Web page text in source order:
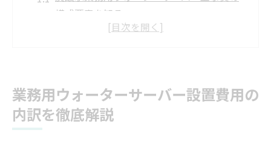
構成要素を知る
設置にかかる初期費用と追加料金の内訳解
り比較ポイント
炭酸水業務用ウォーターサーバーで注意し
たい費用項目
業務用ウォーターサーバー設置費用の
内訳を徹底解説